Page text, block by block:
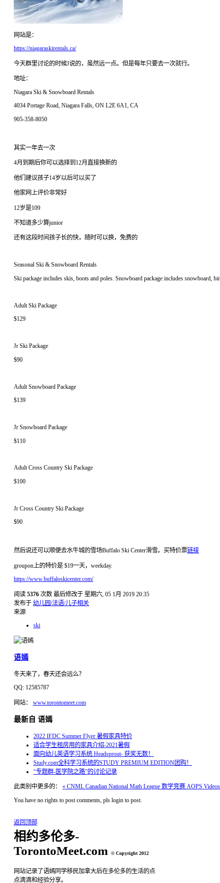
网站是：
https://niagaraskirentals.ca/
今天群里讨论的时候J说的，虽然远一点。但是每年只要去一次就行。
地址：
Niagara Ski & Snowboard Rentals
4034 Portage Road, Niagara Falls, ON L2E 6A1, CA
905-358-8050
其实一年去一次
4月到期后你可以选择到12月直接换新的
他们建议孩子14岁以后可以买了
他家网上评价非常好
12岁是109
不知道多少算junior
还有这段时间孩子长的快，随时可以换，免费的
Seasonal Ski & Snowboard Rentals
Ski package includes skis, boots and poles. Snowboard package includes snowboard,
Adult Ski Package
$129
Jr Ski Package
$90
Adult Snowboard Package
$139
Jr Snowboard Package
$110
Adult Cross Country Ski Package
$100
Jr Cross Country Ski Package
$90
然后说还可以顺便去水牛城的雪场Buffalo Ski Center滑雪。买特价票链接
groupon上的特价是 $19一天，weekday.
https://www.buffaloskicenter.com/
阅读 5376 次数 最后修改于 星期六, 05 1月 2019 20:35
发布于 幼儿园/法语/儿子相关
来源
ski
语嫣
冬天来了，春天还会远么？
QQ: 12585787
网站： www.torontomeet.com
最新自 语嫣
2022 IFDC Summer Flyer 暑假家具特价
适合学生租房用的家具介绍-2021暑假
面向幼儿英语学习系统 Headsprout- 获奖无数！
Study.com全科学习系统的STUDY PREMIUM EDITION团购！
“专题群-医学院之路”的讨论记录
此类别中更多的： « CNML Canadian National Math League 数学竞赛 AOPS
You have no rights to post comments, pls login to post.
返回顶部
相约多伦多-
TorontoMeet.com
© Copyright 2012
网站记录了语嫣同学移民加拿大后在多伦多的生活的点
点滴滴和经验分享。